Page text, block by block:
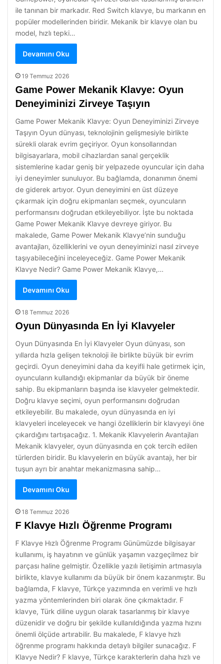
ile tanınan bir markadır. Red Switch klavye, bu markanın en
popüler modellerinden biridir. Mekanik bir klavye olan bu
model, hızlı tepki…
Devamını Oku
19 Temmuz 2026
Game Power Mekanik Klavye: Oyun
Deneyiminizi Zirveye Taşıyın
Game Power Mekanik Klavye: Oyun Deneyiminizi Zirveye
Taşıyın Oyun dünyası, teknolojinin gelişmesiyle birlikte
sürekli olarak evrim geçiriyor. Oyun konsollarından
bilgisayarlara, mobil cihazlardan sanal gerçeklik
sistemlerine kadar geniş bir yelpazede oyuncular için daha
iyi deneyimler sunuluyor. Bu bağlamda, donanımın önemi
de giderek artıyor. Oyun deneyimini en üst düzeye
çıkarmak için doğru ekipmanları seçmek, oyuncuların
performansını doğrudan etkileyebiliyor. İşte bu noktada
Game Power Mekanik Klavye devreye giriyor. Bu
makalede, Game Power Mekanik Klavye’nin sunduğu
avantajları, özelliklerini ve oyun deneyiminizi nasıl zirveye
taşıyabileceğini inceleyeceğiz. Game Power Mekanik
Klavye Nedir? Game Power Mekanik Klavye,…
Devamını Oku
18 Temmuz 2026
Oyun Dünyasında En İyi Klavyeler
Oyun Dünyasında En İyi Klavyeler Oyun dünyası, son
yıllarda hızla gelişen teknoloji ile birlikte büyük bir evrim
geçirdi. Oyun deneyimini daha da keyifli hale getirmek için,
oyuncuların kullandığı ekipmanlar da büyük bir öneme
sahip. Bu ekipmanların başında ise klavyeler gelmektedir.
Doğru klavye seçimi, oyun performansını doğrudan
etkileyebilir. Bu makalede, oyun dünyasında en iyi
klavyeleri inceleyecek ve hangi özelliklerin bir klavyeyi öne
çıkardığını tartışacağız. 1. Mekanik Klavyelerin Avantajları
Mekanik klavyeler, oyun dünyasında en çok tercih edilen
türlerden biridir. Bu klavyelerin en büyük avantajı, her bir
tuşun ayrı bir anahtar mekanizmasına sahip…
Devamını Oku
18 Temmuz 2026
F Klavye Hızlı Öğrenme Programı
F Klavye Hızlı Öğrenme Programı Günümüzde bilgisayar
kullanımı, iş hayatının ve günlük yaşamın vazgeçilmez bir
parçası haline gelmiştir. Özellikle yazılı iletişimin artmasıyla
birlikte, klavye kullanımı da büyük bir önem kazanmıştır. Bu
bağlamda, F klavye, Türkçe yazımında en verimli ve hızlı
yazma yöntemlerinden biri olarak öne çıkmaktadır. F
klavye, Türk diline uygun olarak tasarlanmış bir klavye
düzenidir ve doğru bir şekilde kullanıldığında yazma hızını
önemli ölçüde artırabilir. Bu makalede, F klavye hızlı
öğrenme programı hakkında detaylı bilgiler sunacağız. F
Klavye Nedir? F klavye, Türkçe karakterlerin daha hızlı ve